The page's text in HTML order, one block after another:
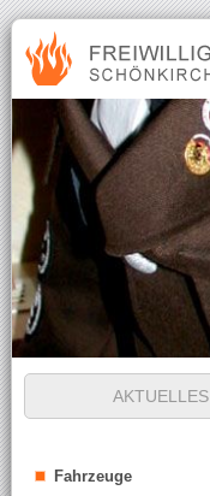
Navigation
AKTUELLES
überspringen
Fahrzeuge